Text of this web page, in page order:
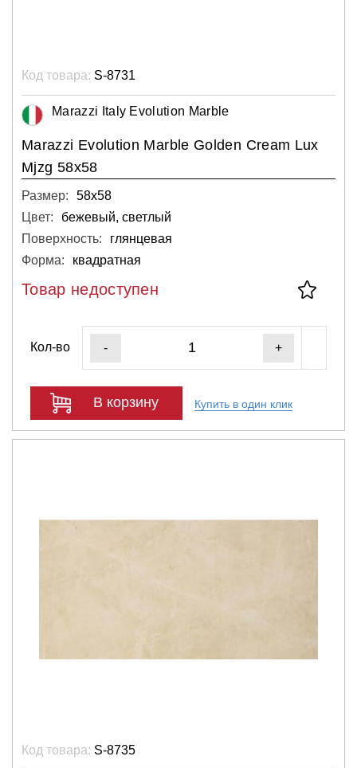
Код товара: S-8731
Marazzi Italy Evolution Marble
Marazzi Evolution Marble Golden Cream Lux
Mjzg 58x58
Размер:
58х58
Цвет:
бежевый, светлый
Поверхность:
глянцевая
Форма:
квадратная
Товар недоступен
Кол-во - +
В корзину Купить в один клик
Код товара: S-8735